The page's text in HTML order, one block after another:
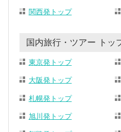
関西発トップ
国内旅行・ツアー トッ
東京発トップ
大阪発トップ
札幌発トップ
旭川発トップ